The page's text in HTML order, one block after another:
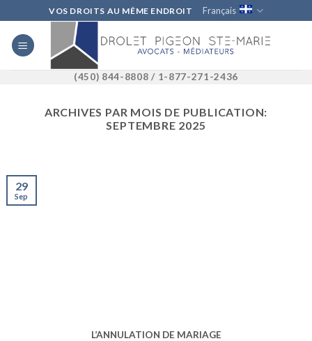
to
content
VOS DROITS AU MÊME ENDROIT Français
(450) 844-8808 / 1-877-271-2436
ARCHIVES PAR MOIS DE PUBLICATION:
SEPTEMBRE 2025
L’ANNULATION DE MARIAGE
29
Sep